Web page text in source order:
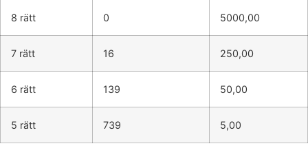
8 rätt 0 5000,00
7 rätt 16 250,00
6 rätt 139 50,00
5 rätt 739 5,00